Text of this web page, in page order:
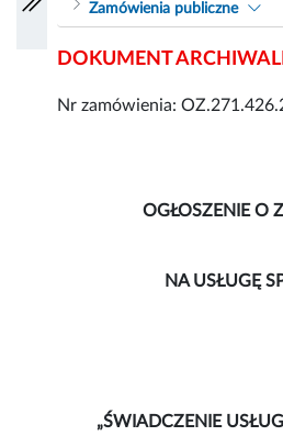
Zamówienia publiczne
DOKUMENT
Nr zamówienia:
OGŁOSZENIE O
NA USŁUGĘ
„ŚWIADCZENIE